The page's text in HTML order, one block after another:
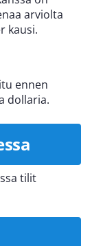
arviolta
kausi.
ennen
dollaria.
tilit